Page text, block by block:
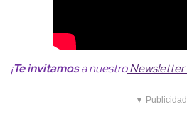
¡Te invitamosa nuestroNewsletter
▼ Publicidad